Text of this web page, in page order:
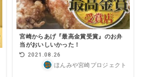
宮崎からあげ『最高金賞受賞』のお弁
当がおいしいかった！
2021.08.26
ほんみや宮崎プロジェクト